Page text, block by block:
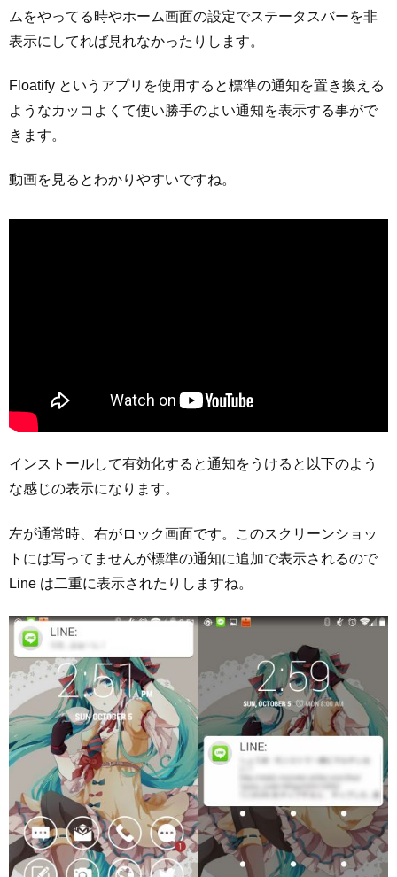
ムをやってる時やホーム画面の設定でステータスバーを非
表示にしてれば見れなかったりします。
Floatify というアプリを使用すると標準の通知を置き換える
ようなカッコよくて使い勝手のよい通知を表示する事がで
きます。
動画を見るとわかりやすいですね。
インストールして有効化すると通知をうけると以下のよう
な感じの表示になります。
左が通常時、右がロック画面です。このスクリーンショッ
トには写ってませんが標準の通知に追加で表示されるので
Line は二重に表示されたりしますね。